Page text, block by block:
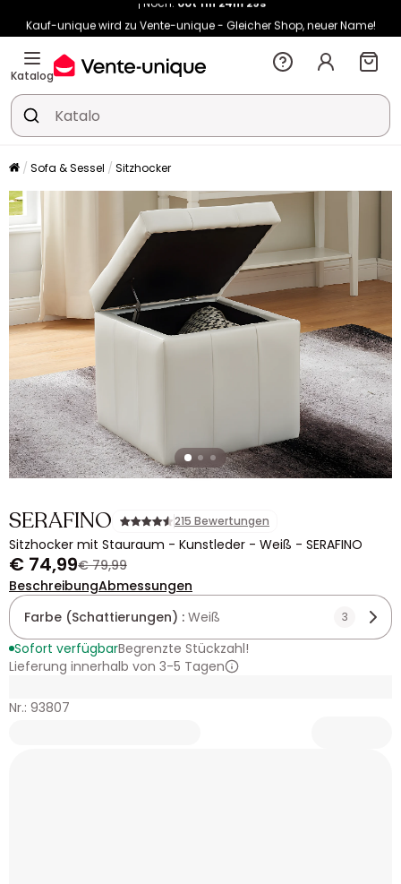
Kauf-unique wird zu Vente-unique - Gleicher Shop, neuer Name!
-10% ab €400 mitHEAT10auf Vente-unique-Produkte
Noch:
Katalog
Sofa & Sessel Sitzhocker
SERAFINO 215 Bewertungen
Sitzhocker mit Stauraum - Kunstleder - Weiß - SERAFINO
€ 74,99€ 79,99
BeschreibungAbmessungen
Farbe (Schattierungen) : Weiß 3
Sofort verfügbarBegrenzte Stückzahl!
Lieferung innerhalb von 3-5 Tagen
Nr.: 93807